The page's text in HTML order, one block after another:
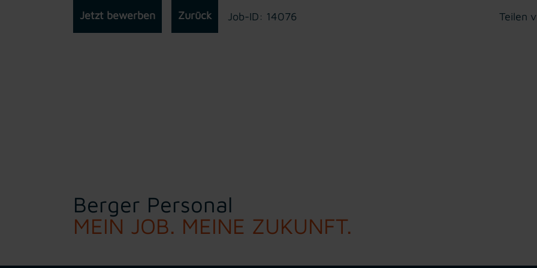
Jetzt bewerben Teilen
Zurück Job-ID: 14076
Berger Personal
MEIN JOB. MEINE ZUKUNFT.